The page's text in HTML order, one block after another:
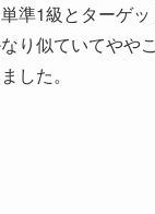
準1級とターゲ
り似ていてやや
した。